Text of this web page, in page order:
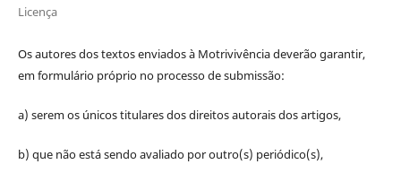
Licença
Os autores dos textos enviados à Motrivivência deverão garantir,
em formulário próprio no processo de submissão:
a) serem os únicos titulares dos direitos autorais dos artigos,
b) que não está sendo avaliado por outro(s) periódico(s),